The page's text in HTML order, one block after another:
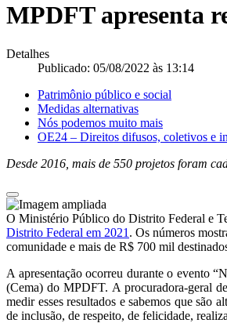
MPDFT apresenta
Detalhes
Publicado: 05/08/2022 às 13:14
Patrimônio público e social
Medidas alternativas
Nós podemos muito mais
OE24 – Direitos difusos, coletivos e
Desde 2016, mais de 550 projetos foram
O Ministério Público do Distrito Federal e
Distrito Federal em 2021 . Os números
comunidade e mais de R$ 700 mil
A apresentação ocorreu durante o evento
(Cema) do MPDFT. A procuradora-geral
medir esses resultados e sabemos que são
de inclusão, de respeito, de felicidade,